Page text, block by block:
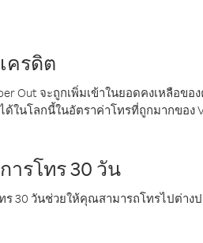
ครดิต
Out จะถูกเพิ่มเข้าในยอดคงเหลือ
ด้ในโลกนี้ในอัตราค่าโทรที่ถูกมากของ
ารโทร 30 วัน
ร 30 วันช่วยให้คุณสามารถโทรไปต่าง